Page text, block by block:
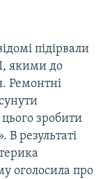
підірвали
якими до
Ремонтні
зробити
результаті
оголосила про